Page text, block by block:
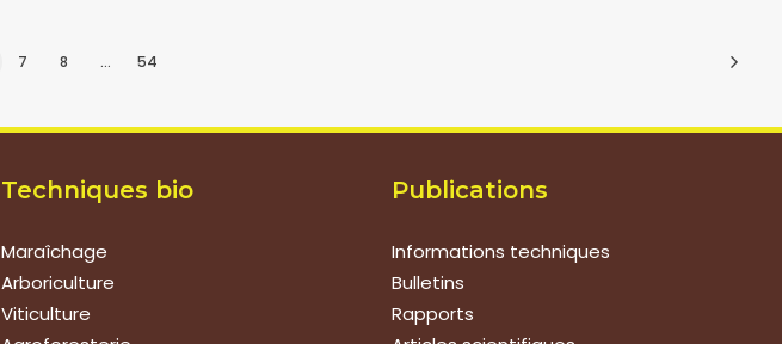
7 8 … 54
Techniques bio
Maraîchage
Arboriculture
Viticulture
Publications
Informations techniques
Bulletins
Rapports